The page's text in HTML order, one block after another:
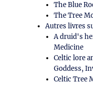
The Blue
The Tree
Autres livres
A druid's
Medicine
Celtic lore
Goddess,
Celtic Tree